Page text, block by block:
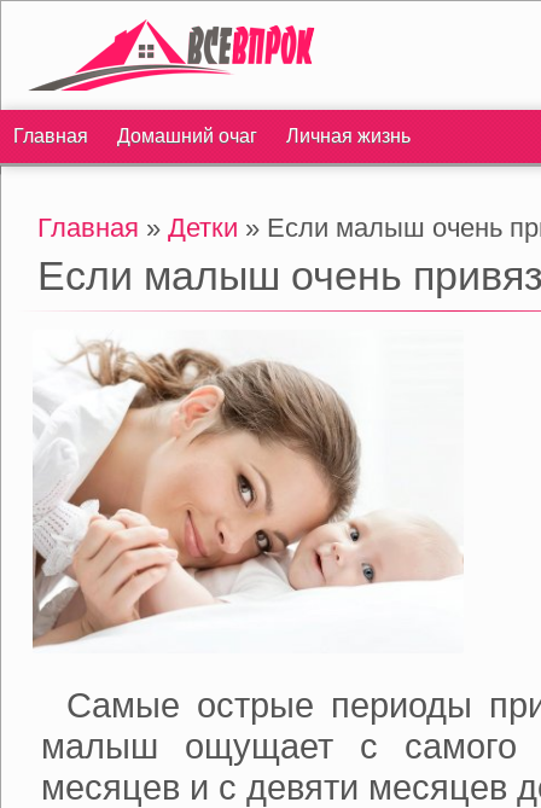
Главная Домашний очаг Личная жизнь
Главная » Детки » Если малыш очень
Если малыш очень
Самые острые периоды
малыш ощущает с самого
месяцев и с девяти месяцев